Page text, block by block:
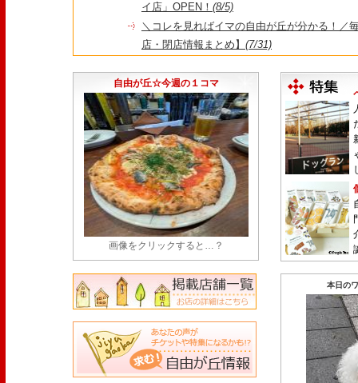
イ店」OPEN！ (8/5)
＼コレを見ればイマの自由が丘が分かる！／
店・閉店情報まとめ】 (7/31)
永久パス配布も！
自由が丘☆今週の１コマ
画像をクリックすると…？
本日の